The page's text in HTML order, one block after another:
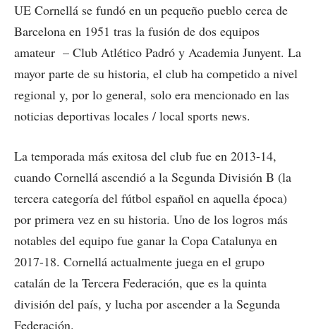
UE Cornellá se fundó en un pequeño pueblo cerca de
Barcelona en 1951 tras la fusión de dos equipos
amateur – Club Atlético Padró y Academia Junyent. La
mayor parte de su historia, el club ha competido a nivel
regional y, por lo general, solo era mencionado en las
noticias deportivas locales / local sports news.
La temporada más exitosa del club fue en 2013-14,
cuando Cornellá ascendió a la Segunda División B (la
tercera categoría del fútbol español en aquella época)
por primera vez en su historia. Uno de los logros más
notables del equipo fue ganar la Copa Catalunya en
2017-18. Cornellá actualmente juega en el grupo
catalán de la Tercera Federación, que es la quinta
división del país, y lucha por ascender a la Segunda
Federación.